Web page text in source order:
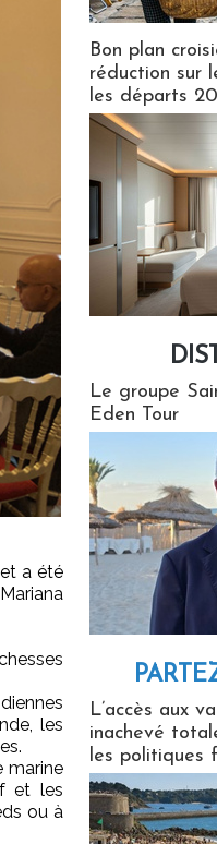
a été
les
marine
et les
ou à
Bon plan
réduction sur
les départs
Le groupe
Eden Tour
L’accès aux
inachevé
les politiques